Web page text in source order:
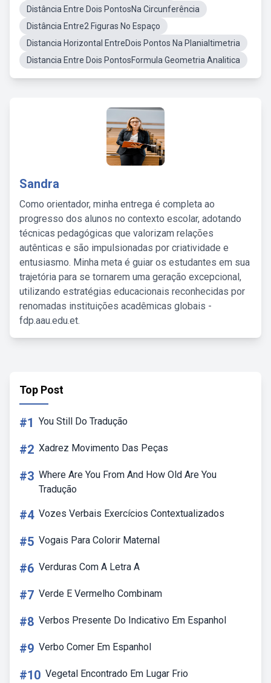
Distância Entre Dois PontosNa Circunferência
Distância Entre2 Figuras No Espaço
Distancia Horizontal EntreDois Pontos Na Planialtimetria
Distancia Entre Dois PontosFormula Geometria Analitica
Sandra
Como orientador, minha entrega é completa ao
progresso dos alunos no contexto escolar, adotando
técnicas pedagógicas que valorizam relações
autênticas e são impulsionadas por criatividade e
entusiasmo. Minha meta é guiar os estudantes em sua
trajetória para se tornarem uma geração excepcional,
utilizando estratégias educacionais reconhecidas por
renomadas instituições acadêmicas globais -
fdp.aau.edu.et.
Top Post
#1 You Still Do Tradução
#2 Xadrez Movimento Das Peças
#3 Where Are You From And How Old Are You
Tradução
#4 Vozes Verbais Exercícios Contextualizados
#5 Vogais Para Colorir Maternal
#6 Verduras Com A Letra A
#7 Verde E Vermelho Combinam
#8 Verbos Presente Do Indicativo Em Espanhol
#9 Verbo Comer Em Espanhol
#10 Vegetal Encontrado Em Lugar Frio